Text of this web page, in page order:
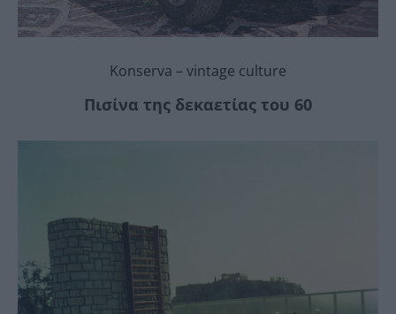
Konserva – vintage culture
Πισίνα της δεκαετίας του 60